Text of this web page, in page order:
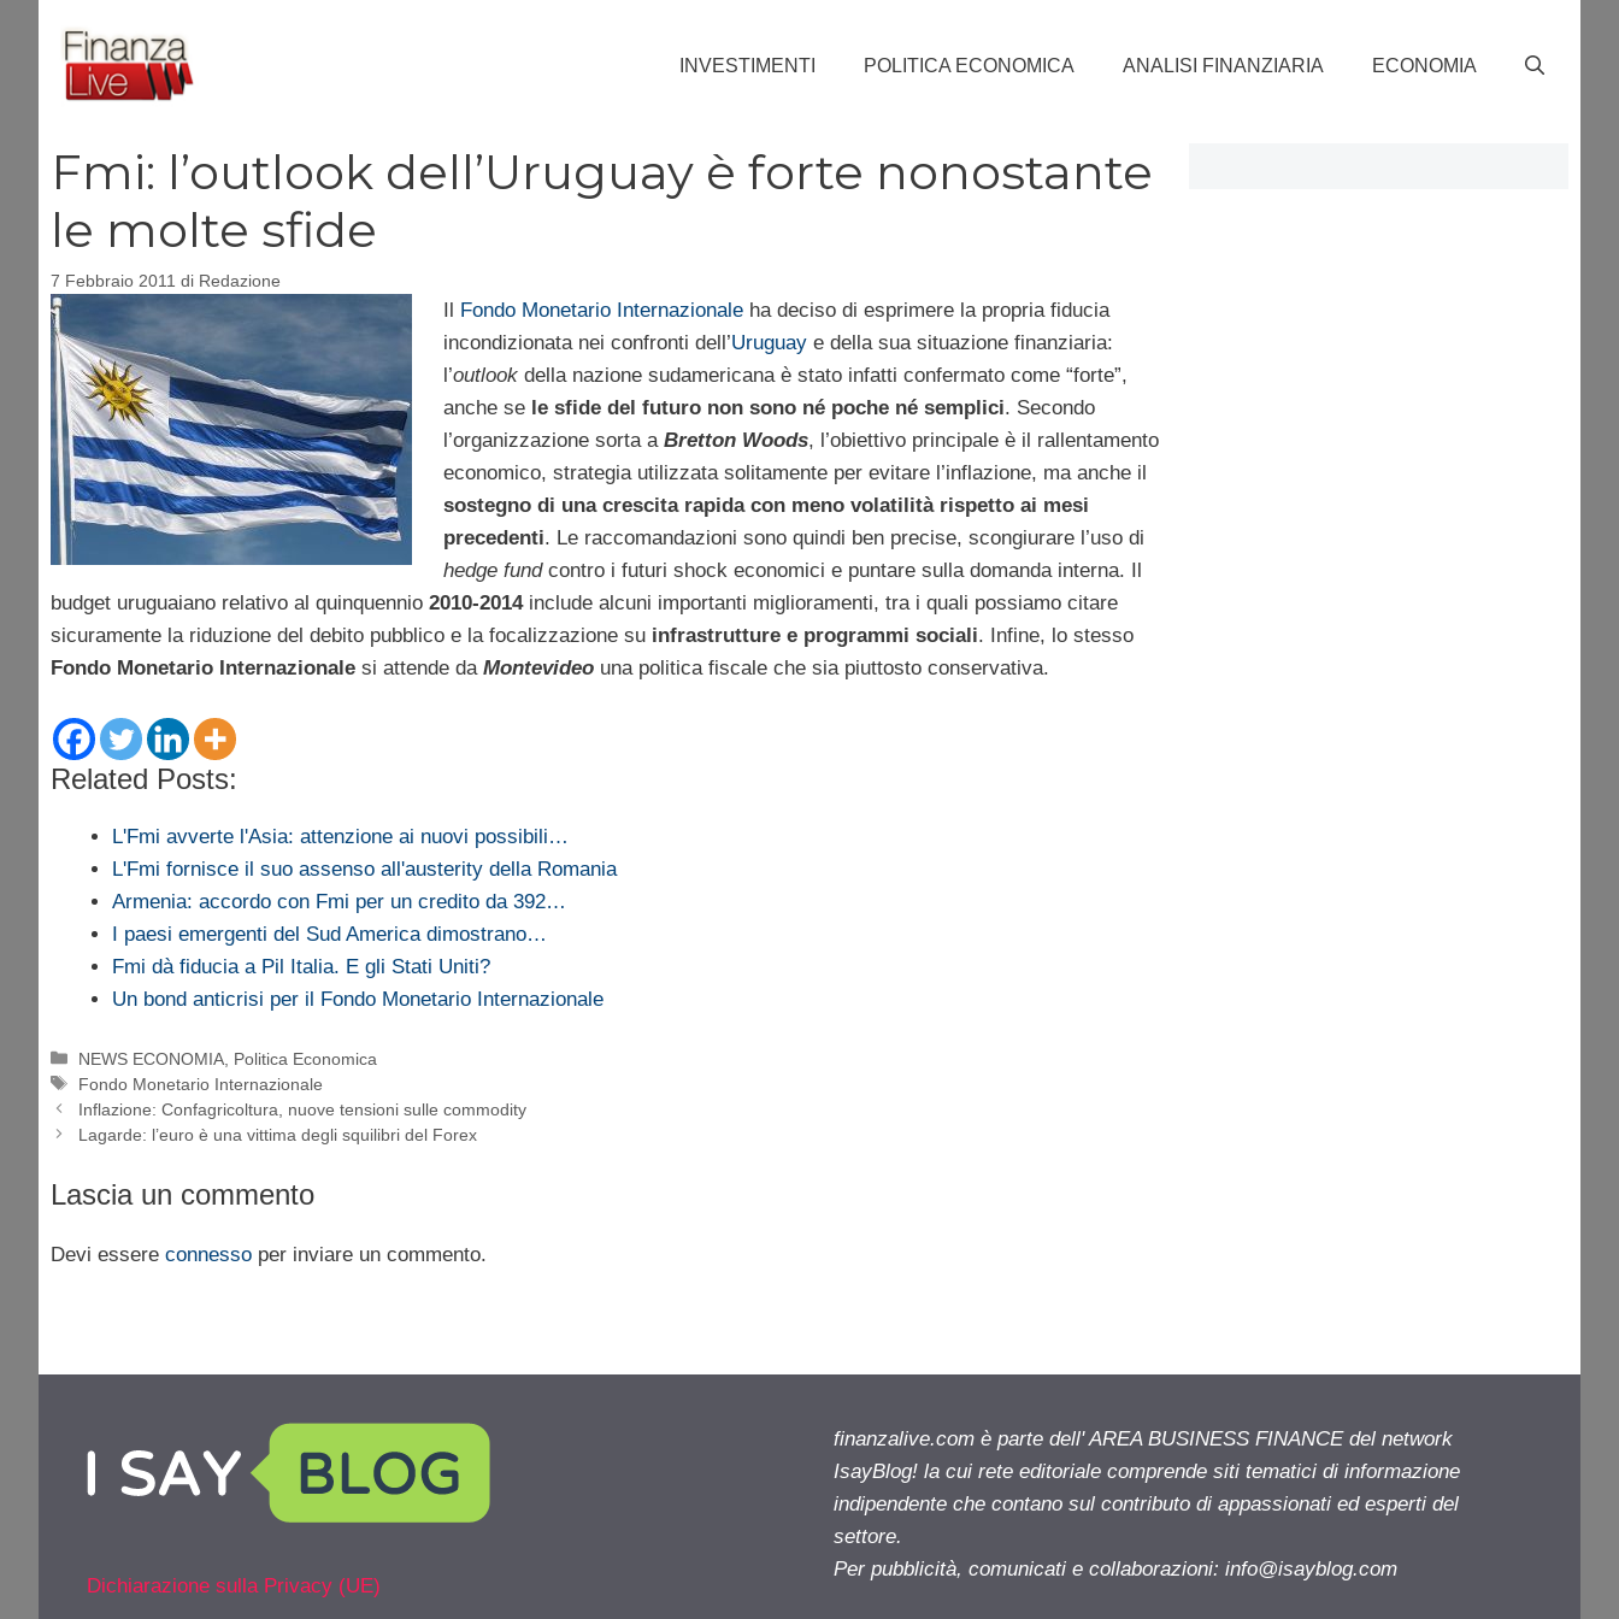
contenuto
INVESTIMENTI POLITICA ECONOMICA ANALISI FINANZIARIA ECONOMIA
Fmi: l’outlook dell’Uruguay è forte nonostante
le molte sfide
7 Febbraio 2011 di Redazione
Il Fondo Monetario Internazionaleha deciso di esprimere la propria fiducia
incondizionata nei confronti dell’Uruguaye della sua situazione finanziaria:
l’outlookdella nazione sudamericana è stato infatti confermato come “forte”,
anche se le sfide del futuro non sono né poche né semplici. Secondo
l’organizzazione sorta a Bretton Woods, l’obiettivo principale è il rallentamento
economico, strategia utilizzata solitamente per evitare l’inflazione, ma anche il
sostegno di una crescita rapida con meno volatilità rispetto ai mesi
precedenti. Le raccomandazioni sono quindi ben precise, scongiurare l’uso di
hedge fundcontro i futuri shock economici e puntare sulla domanda interna. Il
budget uruguaiano relativo al quinquennio 2010-2014include alcuni importanti miglioramenti, tra i quali possiamo citare
sicuramente la riduzione del debito pubblico e la focalizzazione su infrastrutture e programmi sociali. Infine, lo stesso
Fondo Monetario Internazionale si attende da Montevideo una politica fiscale che sia piuttosto conservativa.
Related Posts:
L'Fmi avverte l'Asia: attenzione ai nuovi possibili…
L'Fmi fornisce il suo assenso all'austerity della Romania
Armenia: accordo con Fmi per un credito da 392…
I paesi emergenti del Sud America dimostrano…
Fmi dà fiducia a Pil Italia. E gli Stati Uniti?
Un bond anticrisi per il Fondo Monetario Internazionale
Categorie
NEWS ECONOMIA Politica Economica
Tag
Fondo Monetario Internazionale
Inflazione: Confagricoltura, nuove tensioni sulle commodity
Lagarde: l’euro è una vittima degli squilibri del Forex
Lascia un commento
Devi essere connesso per inviare un commento.
Dichiarazione sulla Privacy (UE)
finanzalive.com è parte dell' AREA BUSINESS FINANCE del network
IsayBlog! la cui rete editoriale comprende siti tematici di informazione
indipendente che contano sul contributo di appassionati ed esperti del
settore.
Per pubblicità, comunicati e collaborazioni: info@isayblog.com